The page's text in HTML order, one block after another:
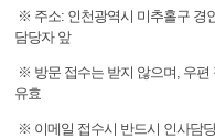
※ 주소: 인천광역시 미추홀구 경
담당자 앞
※ 방문 접수는 받지 않으며, 우편
유효
※ 이메일 접수시 반드시 인사담